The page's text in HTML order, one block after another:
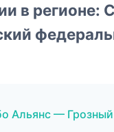
в регионе:
Альянс — Грозный